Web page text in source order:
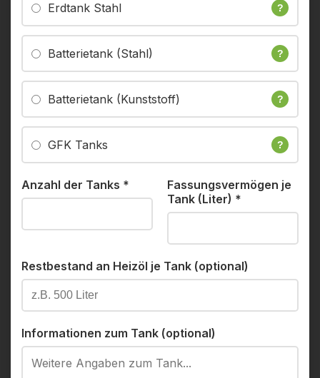
Erdtank Stahl ?
Batterietank (Stahl) ?
Batterietank (Kunststoff) ?
GFK Tanks ?
Anzahl der Tanks *
Fassungsvermögen je
Tank (Liter) *
Restbestand an Heizöl je Tank (optional)
Informationen zum Tank (optional)